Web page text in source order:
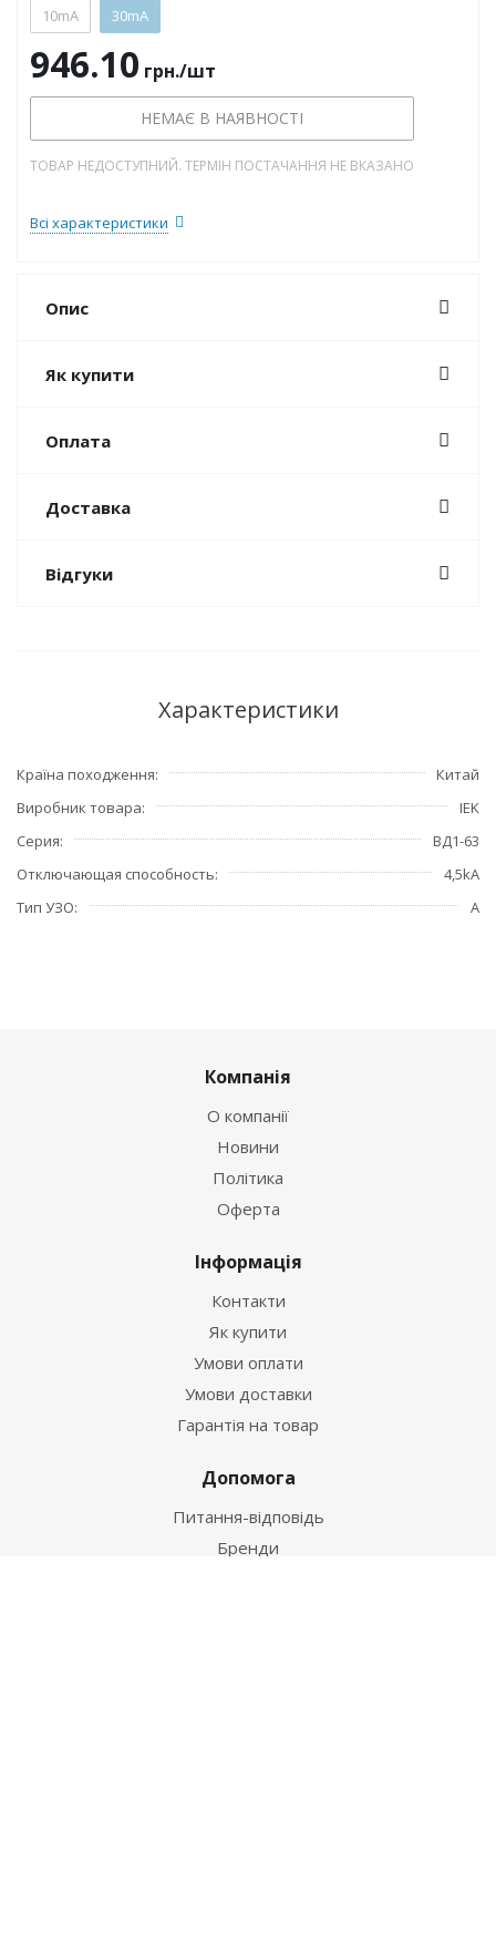
10mA
30mA
946.10 грн./шт
НЕМАЄ В НАЯВНОСТІ
ТОВАР НЕДОСТУПНИЙ. ТЕРМІН ПОСТАЧАННЯ НЕ ВКАЗАНО
Всі характеристики
Опис
Як купити
Оплата
Доставка
Відгуки
Характеристики
Країна походження
Китай
Виробник товара
IEK
Серия
ВД1-63
Отключающая способность
4,5kA
Тип УЗО
А
Компанія
О компанії
Новини
Політика
Оферта
Інформація
Контакти
Як купити
Умови оплати
Умови доставки
Гарантія на товар
Допомога
Питання-відповідь
Бренди